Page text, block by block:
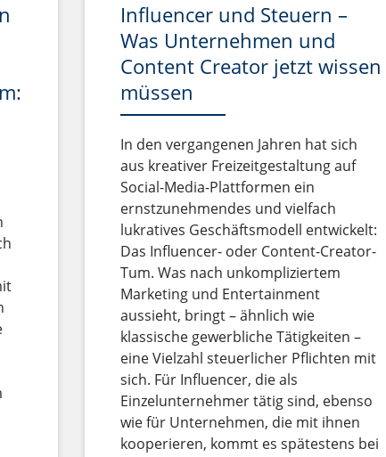
Influencer und Steuern –
Was Unternehmen und
Content Creator jetzt wissen
müssen
In den vergangenen Jahren hat sich
aus kreativer Freizeitgestaltung auf
Social-Media-Plattformen ein
ernstzunehmendes und vielfach
lukratives Geschäftsmodell entwickelt:
Das Influencer- oder Content-Creator-
Tum. Was nach unkompliziertem
Marketing und Entertainment
aussieht, bringt – ähnlich wie
klassische gewerbliche Tätigkeiten –
eine Vielzahl steuerlicher Pflichten mit
sich. Für Influencer, die als
Einzelunternehmer tätig sind, ebenso
wie für Unternehmen, die mit ihnen
kooperieren, kommt es spätestens bei